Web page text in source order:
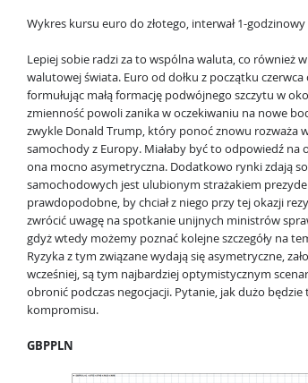
Wykres kursu euro do złotego, interwał 1-godzinowy
Lepiej sobie radzi za to wspólna waluta, co również
walutowej świata. Euro od dołku z początku czerwca
formułując małą formację podwójnego szczytu w
zmienność powoli zanika w oczekiwaniu na nowe
zwykle Donald Trump, który ponoć znowu rozważa
samochody z Europy. Miałaby być to odpowiedź na
ona mocno asymetryczna. Dodatkowo rynki zdają
samochodowych jest ulubionym strażakiem
prawdopodobne, by chciał z niego przy tej okazji
zwrócić uwagę na spotkanie unijnych ministrów
gdyż wtedy możemy poznać kolejne szczegóły na
Ryzyka z tym związane wydają się asymetryczne,
wcześniej, są tym najbardziej optymistycznym
obronić podczas negocjacji. Pytanie, jak dużo będzie
kompromisu.
GBPPLN